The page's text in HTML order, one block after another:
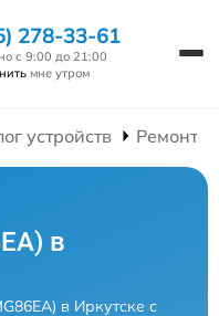
278-33-61
с 9:00 до 21:00
мне утром
устройств Ремонт
в
в Иркутске с